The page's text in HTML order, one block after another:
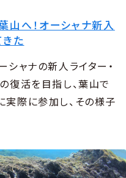
山へ！オーシャナ新入
た
ャナの新人ライター・
復活を目指し、葉山で
際に参加し、その様子